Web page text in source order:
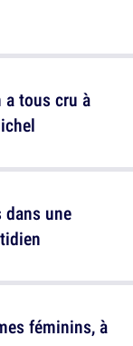
une
a tous cru à
féminins, à